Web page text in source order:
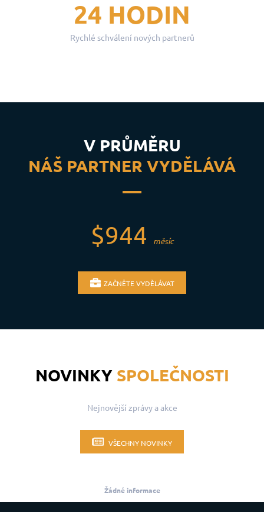
24 HODIN
Rychlé schválení nových partnerů
V PRŮMĚRU
NÁŠ PARTNER VYDĚLÁVÁ
$944 měsíc
ZAČNĚTE VYDĚLÁVAT
NOVINKYSPOLEČNOSTI
Nejnovější zprávy a akce
VŠECHNY NOVINKY
Žádné informace